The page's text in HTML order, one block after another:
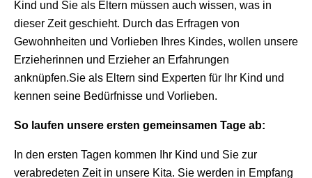
Kind und Sie als Eltern müssen auch wissen, was in
dieser Zeit geschieht. Durch das Erfragen von
Gewohnheiten und Vorlieben Ihres Kindes, wollen unsere
Erzieherinnen und Erzieher an Erfahrungen
anknüpfen.Sie als Eltern sind Experten für Ihr Kind und
kennen seine Bedürfnisse und Vorlieben.
So laufen unsere ersten gemeinsamen Tage ab:
In den ersten Tagen kommen Ihr Kind und Sie zur
verabredeten Zeit in unsere Kita. Sie werden in Empfang